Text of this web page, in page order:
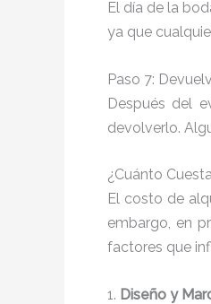
El día de la
ya que
Paso 7:
Después del
devolverlo.
¿Cuánto
El costo de
embargo, en
factores que
1. Diseño y